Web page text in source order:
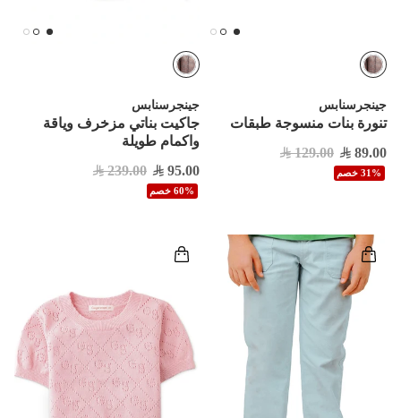
جينجرسنابس
تنورة بنات منسوجة طبقات
89.00
129.00
31% خصم
جينجرسنابس
جاكيت بناتي مزخرف وياقة
واكمام طويلة
95.00
239.00
60% خصم